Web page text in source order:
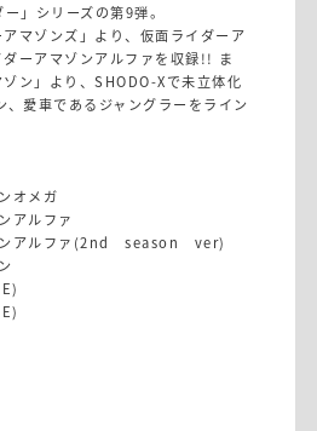
」シリーズの第9弾。
マゾンズ」より、仮面ライダーア
ーアマゾンアルファを収録!! ま
ン」より、SHODO-Xで未立体化
、愛車であるジャングラーをライン
オメガ
アルファ
ンアルファ(2nd season ver)